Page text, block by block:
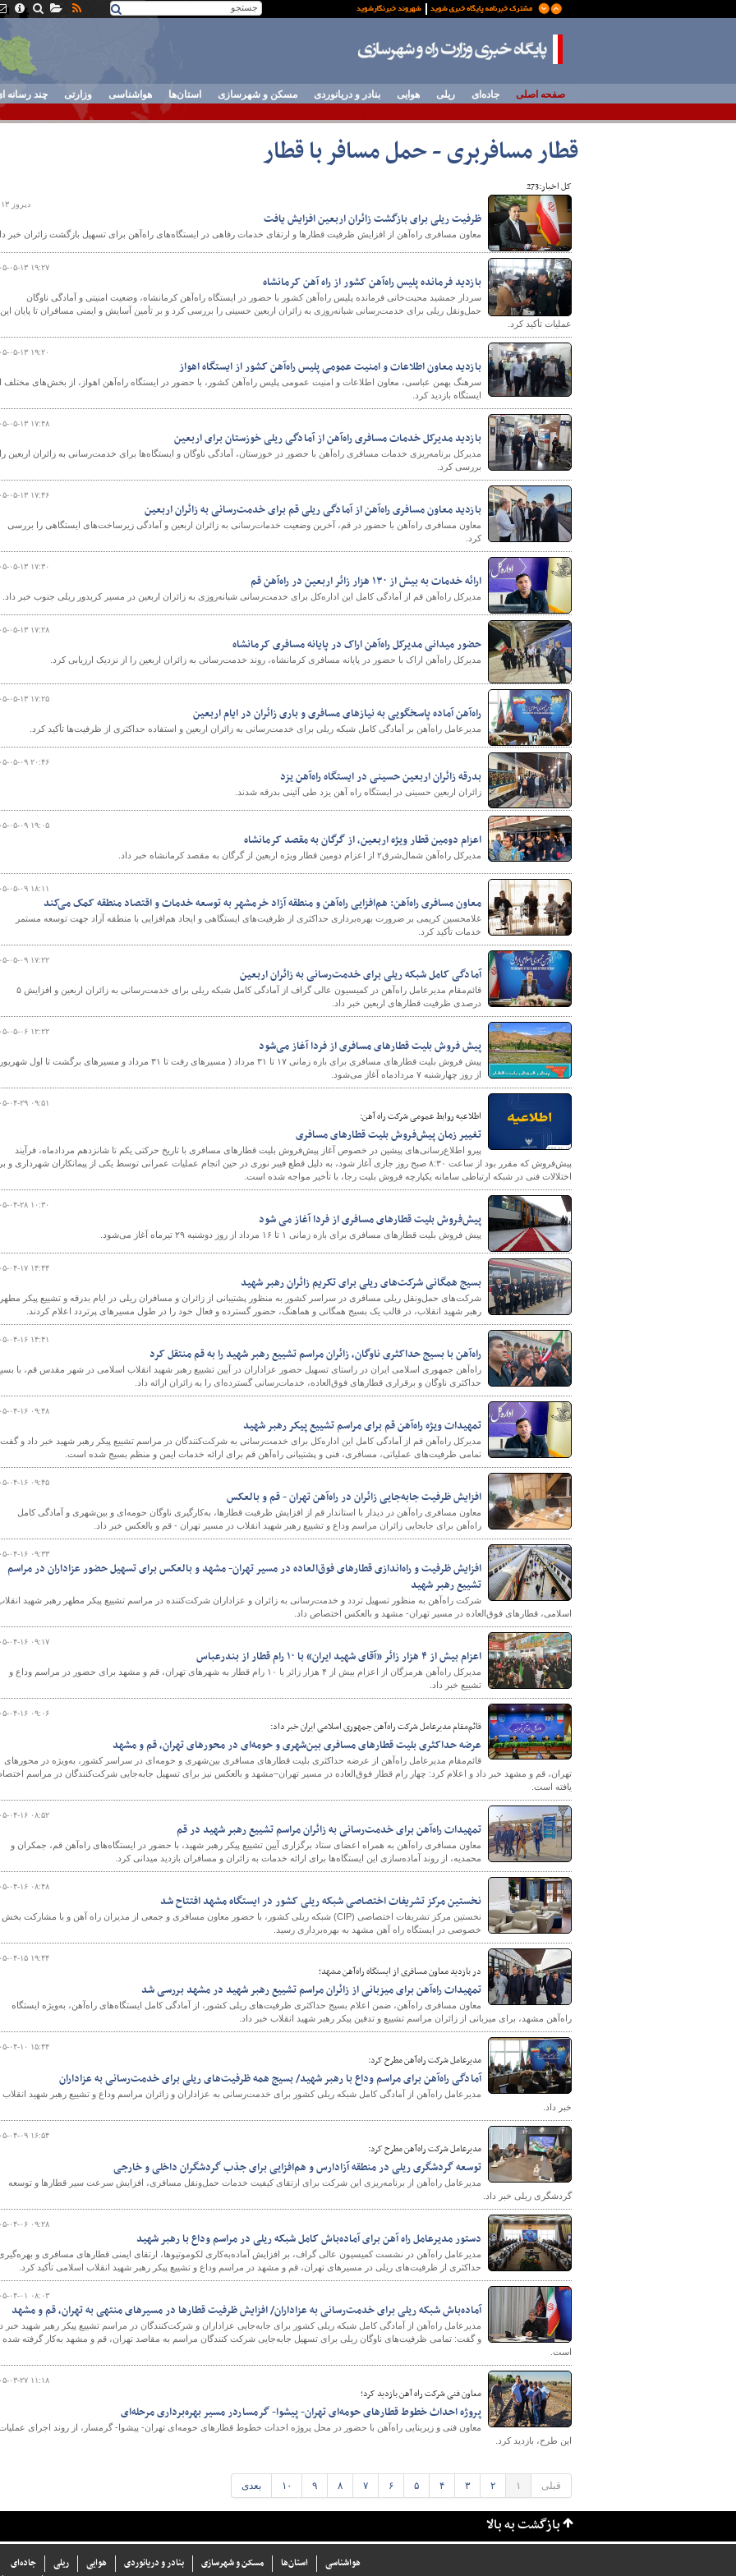
پایگاه خبری وزارت راه و
شهرسازی
صفحه اصلی جاده‌ای ریلی هوایی بنادر و دریانوردی مسکن و شهرسازی استان‌ها هواشناسی وزارتی چند رسانه
قطار مسافربری - حمل مسافر با قطار
کل اخبار:273
دیروز ۱۴:۱۳
ظرفیت ریلی برای بازگشت زائران اربعین افزایش یافت
معاون مسافری راه‌آهن از افزایش ظرفیت قطارها و ارتقای خدمات رفاهی در ایستگاه‌های راه‌آهن برای تسهیل بازگشت زائران خبر
۱۴۰۵-۰۵-۱۳
بازدید فرمانده پلیس راه‌آهن کشور از راه آهن کرمانشاه
سردار جمشید محبت‌خانی فرمانده پلیس راه‌آهن کشور با حضور در ایستگاه راه‌آهن کرمانشاه، وضعیت امنیتی و آمادگی ناوگان
حمل‌ونقل ریلی برای خدمت‌رسانی شبانه‌روزی به زائران اربعین حسینی را بررسی کرد و بر تأمین آسایش و ایمنی مسافران تا پایان این
عملیات تأکید کرد.
۱۴۰۵-۰۵-۱۳
بازدید معاون اطلاعات و امنیت عمومی پلیس راه‌آهن کشور از ایستگاه اهواز
سرهنگ بهمن عباسی، معاون اطلاعات و امنیت عمومی پلیس راه‌آهن کشور، با حضور در ایستگاه راه‌آهن اهواز، از بخش‌های مختلف
ایستگاه بازدید کرد.
۱۴۰۵-۰۵-۱۳
بازدید مدیرکل خدمات مسافری راه‌آهن از آمادگی ریلی خوزستان برای اربعین
مدیرکل برنامه‌ریزی خدمات مسافری راه‌آهن با حضور در خوزستان، آمادگی ناوگان و ایستگاه‌ها برای خدمت‌رسانی به زائران اربعین را
بررسی کرد.
۱۴۰۵-۰۵-۱۳
بازدید معاون مسافری راه‌آهن از آمادگی ریلی قم برای خدمت‌رسانی به زائران اربعین
معاون مسافری راه‌آهن با حضور در قم، آخرین وضعیت خدمات‌رسانی به زائران اربعین و آمادگی زیرساخت‌های ایستگاهی را بررسی
کرد.
۱۴۰۵-۰۵-۱۳
ارائه خدمات به بیش از ۱۳۰ هزار زائر اربعین در راه‌آهن قم
مدیرکل راه‌آهن قم از آمادگی کامل این اداره‌کل برای خدمت‌رسانی شبانه‌روزی به زائران اربعین در مسیر کریدور ریلی جنوب خبر داد.
۱۴۰۵-۰۵-۱۳
حضور میدانی مدیرکل راه‌آهن اراک در پایانه مسافری کرمانشاه
مدیرکل راه‌آهن اراک با حضور در پایانه مسافری کرمانشاه، روند خدمت‌رسانی به زائران اربعین را از نزدیک ارزیابی کرد. ‌
۱۴۰۵-۰۵-۱۳
راه‌آهن آماده پاسخگویی به نیازهای مسافری و باری زائران در ایام اربعین
مدیرعامل راه‌آهن بر آمادگی کامل شبکه ریلی برای خدمت‌رسانی به زائران اربعین و استفاده حداکثری از ظرفیت‌ها تأکید کرد.
۱۴۰۵-۰۵-۰۹
بدرقه زائران اربعین حسینی در ایستگاه راه‌آهن یزد
زائران اربعین حسینی در ایستگاه راه آهن یزد طی آئینی بدرقه شدند.
۱۴۰۵-۰۵-۰۹
اعزام دومین قطار ویژه اربعین، از گرگان به مقصد کرمانشاه
مدیرکل راه‌آهن شمال‌شرق۲ از اعزام دومین قطار ویژه اربعین از گرگان به مقصد کرمانشاه خبر داد.
۱۴۰۵-۰۵-۰۹
معاون مسافری راه‌آهن: هم‌افزایی راه‌آهن و منطقه آزاد خرمشهر به توسعه خدمات و اقتصاد منطقه کمک می‌کند
غلامحسین کریمی بر ضرورت بهره‌برداری حداکثری از ظرفیت‌های ایستگاهی و ایجاد هم‌افزایی با منطقه آزاد جهت توسعه مستمر
خدمات تأکید کرد.
۱۴۰۵-۰۵-۰۹
آمادگی کامل شبکه ریلی برای خدمت‌رسانی به زائران اربعین
قائم‌مقام مدیرعامل راه‌آهن در کمیسیون عالی گراف از آمادگی کامل شبکه ریلی برای خدمت‌رسانی به زائران اربعین و افزایش ۵
درصدی ظرفیت قطارهای اربعین خبر داد.
۱۴۰۵-۰۵-۰۶
پیش فروش بلیت‌ قطارهای مسافری از فردا آغاز می‌شود
پیش فروش بلیت‌ قطارهای مسافری برای بازه زمانی ۱۷ تا ۳۱ مرداد ( مسیرهای رفت تا ۳۱ مرداد و مسیرهای برگشت تا اول
از روز چهارشنبه ۷ مردادماه آغاز می‌شود.
۱۴۰۵-۰۴-۲۹
اطلاعیه روابط عمومی شرکت راه آهن:
تغییر زمان پیش‌فروش بلیت قطارهای مسافری
پیرو اطلاع‌رسانی‌های پیشین در خصوص آغاز پیش‌فروش بلیت قطارهای مسافری با تاریخ حرکتی یکم تا شانزدهم مردادماه، فرآیند
پیش‌فروش که مقرر بود از ساعت ۸:۳۰ صبح روز جاری آغاز شود، به دلیل قطع فیبر نوری در حین انجام عملیات عمرانی توسط یکی از پیمانکاران شهرداری و
اختلالات فنی در شبکه ارتباطی سامانه یکپارچه فروش بلیت رجا، با تأخیر مواجه شده است.
۱۴۰۵-۰۴-۲۸
پیش‌فروش بلیت‌ قطارهای مسافری از فردا آغاز می شود
پیش فروش بلیت‌ قطارهای مسافری برای بازه زمانی ۱ تا ۱۶ مرداد از روز دوشنبه ۲۹ تیرماه آغاز می‌شود.
۱۴۰۵-۰۴-۱۷
بسیج همگانی شرکت‌های ریلی برای تکریم زائران رهبر شهید
شرکت‌های حمل‌ونقل ریلی مسافری در سراسر کشور به منظور پشتیبانی از زائران و مسافران ریلی در ایام بدرقه و تشییع پیکر مطهر
رهبر شهید انقلاب، در قالب یک بسیج همگانی و هماهنگ، حضور گسترده و فعال خود را در طول مسیرهای پرتردد اعلام کردند.
۱۴۰۵-۰۴-۱۶
راه‌آهن با بسیج حداکثری ناوگان، زائران مراسم تشییع رهبر شهید را به قم منتقل کرد
راه‌آهن جمهوری اسلامی ایران در راستای تسهیل حضور عزاداران در آیین تشییع رهبر شهید انقلاب اسلامی در شهر مقدس قم، با
حداکثری ناوگان و برقراری قطارهای فوق‌العاده، خدمات‌رسانی گسترده‌ای را به زائران ارائه داد.
۱۴۰۵-۰۴-۱۶
تمهیدات ویژه راه‌آهن قم برای مراسم تشییع پیکر رهبر شهید
مدیرکل راه‌آهن قم از آمادگی کامل این اداره‌کل برای خدمت‌رسانی به شرکت‌کنندگان در مراسم تشییع پیکر رهبر شهید خبر داد و
تمامی ظرفیت‌های عملیاتی، مسافری، فنی و پشتیبانی راه‌آهن قم برای ارائه خدمات ایمن و منظم بسیج شده است.
۱۴۰۵-۰۴-۱۶
افزایش ظرفیت جابه‌جایی زائران در راه‌آهن تهران - قم و بالعکس
معاون مسافری راه‌آهن در دیدار با استاندار قم از افزایش ظرفیت قطارها، به‌کارگیری ناوگان حومه‌ای و بین‌شهری و آمادگی کامل
راه‌آهن برای جابجایی زائران مراسم وداع و تشییع رهبر شهید انقلاب در مسیر تهران - قم و بالعکس خبر داد.
۱۴۰۵-۰۴-۱۶
افزایش ظرفیت و راه‌اندازی قطارهای فوق‌العاده در مسیر تهران- مشهد و بالعکس برای تسهیل حضور عزاداران در مراسم
تشییع رهبر شهید
شرکت راه‌آهن به منظور تسهیل تردد و خدمت‌رسانی به زائران و عزاداران شرکت‌کننده در مراسم تشییع پیکر مطهر رهبر شهید
اسلامی، قطارهای فوق‌العاده در مسیر تهران- مشهد و بالعکس اختصاص داد.
۱۴۰۵-۰۴-۱۶
اعزام بیش از ۴ هزار زائر «آقای شهید ایران» با ۱۰ رام قطار از بندرعباس
مدیرکل راه‌آهن هرمزگان از اعزام بیش از ۴ هزار زائر با ۱۰ رام قطار به شهرهای تهران، قم و مشهد برای حضور در مراسم وداع و
تشییع خبر داد.
۱۴۰۵-۰۴-۱۶
قائم‌مقام مدیرعامل شرکت راه‌آهن جمهوری اسلامی ایران خبر داد:
عرضه حداکثری بلیت قطارهای مسافری بین‌شهری و حومه‌ای در محورهای تهران، قم و مشهد
قائم‌مقام مدیرعامل راه‌آهن از عرضه حداکثری بلیت قطارهای مسافری بین‌شهری و حومه‌ای در سراسر کشور، به‌ویژه در محورهای
تهران، قم و مشهد خبر داد و اعلام کرد: چهار رام قطار فوق‌العاده در مسیر تهران–مشهد و بالعکس نیز برای تسهیل جابه‌جایی شرکت‌کنندگان در مراسم
یافته است.
۱۴۰۵-۰۴-۱۶
تمهیدات راه‌آهن برای خدمت‌رسانی به زائران مراسم تشییع رهبر شهید در قم
معاون مسافری راه‌آهن به همراه اعضای ستاد برگزاری آیین تشییع پیکر رهبر شهید، با حضور در ایستگاه‌های راه‌آهن قم، جمکران و
محمدیه، از روند آماده‌سازی این ایستگاه‌ها برای ارائه خدمات به زائران و مسافران بازدید میدانی کرد.
۱۴۰۵-۰۴-۱۶
نخستین مرکز تشریفات اختصاصی شبکه ریلی کشور در ایستگاه مشهد افتتاح شد
نخستین مرکز تشریفات اختصاصی (CIP) شبکه ریلی کشور، با حضور معاون مسافری و جمعی از مدیران راه آهن و با مشارکت بخش
خصوصی در ایستگاه راه آهن مشهد به بهره‌برداری رسید.
۱۴۰۵-۰۴-۱۵
در بازدید معاون مسافری از ایستگاه راه‌آهن مشهد؛
تمهیدات راه‌آهن برای میزبانی از زائران مراسم تشییع رهبر شهید در مشهد بررسی شد
معاون مسافری راه‌آهن، ضمن اعلام بسیج حداکثری ظرفیت‌های ریلی کشور، از آمادگی کامل ایستگاه‌های راه‌آهن، به‌ویژه ایستگاه
راه‌آهن مشهد، برای میزبانی از زائران مراسم تشییع و تدفین پیکر رهبر شهید انقلاب خبر داد.
۱۴۰۵-۰۴-۱۰
مدیرعامل شرکت راه‌آهن مطرح کرد:
آمادگی راه‌آهن برای مراسم وداع با رهبر شهید/ بسیج همه ظرفیت‌های ریلی برای خدمت‌رسانی به عزاداران
مدیرعامل راه‌آهن از آمادگی کامل شبکه ریلی کشور برای خدمت‌رسانی به عزاداران و زائران مراسم وداع و تشییع رهبر شهید انقلاب
خبر داد.
۱۴۰۵-۰۴-۰۹
مدیرعامل شرکت راه‌آهن مطرح کرد:
توسعه گردشگری ریلی در منطقه آزادارس و هم‌افزایی برای جذب گردشگران داخلی و خارجی
مدیرعامل راه‌آهن از برنامه‌ریزی این شرکت برای ارتقای کیفیت خدمات حمل‌ونقل مسافری، افزایش سرعت سیر قطارها و توسعه
گردشگری ریلی خبر داد.
۱۴۰۵-۰۴-۰۶
دستور مدیرعامل راه آهن برای آماده‌باش کامل شبکه ریلی در مراسم وداع با رهبر شهید
مدیرعامل راه‌آهن در نشست کمیسیون عالی گراف، بر افزایش آماده‌به‌کاری لکوموتیوها، ارتقای ایمنی قطارهای مسافری و
حداکثری از ظرفیت‌های ریلی در مسیرهای تهران، قم و مشهد در مراسم وداع و تشییع پیکر رهبر شهید انقلاب اسلامی تأکید کرد.
۱۴۰۵-۰۴-۰۱
آماده‌باش شبکه ریلی برای خدمت‌رسانی به عزاداران/ افزایش ظرفیت قطارها در مسیرهای منتهی به تهران، قم و مشهد
مدیرعامل راه‌آهن از آمادگی کامل شبکه ریلی کشور برای جابه‌جایی عزاداران و شرکت‌کنندگان در مراسم تشییع پیکر رهبر شهید خبر
و گفت: تمامی ظرفیت‌های ناوگان ریلی برای تسهیل جابه‌جایی شرکت کنندگان مراسم به مقاصد تهران، قم و مشهد به‌کار گرفته شده
است.
۱۴۰۵-۰۳-۲۷
معاون فنی شرکت راه آهن بازدید کرد؛
پروژه احداث خطوط قطارهای حومه‌ای تهران- پیشوا- گرمساردر مسیر بهره‌برداری مرحله‌ای
معاون فنی و زیربنایی راه‌آهن با حضور در محل پروژه احداث خطوط قطارهای حومه‌ای تهران- پیشوا- گرمسار، از روند اجرای
این طرح، بازدید کرد.
قبلی ۱ ۲ ۳ ۴ ۵ ۶ ۷ ۸ ۹ ۱۰ بعدی
بازگشت به بالا
جاده‌ای ریلی هوایی بنادر و دریانوردی مسکن و شهرسازی استان‌ها
هواشناسی